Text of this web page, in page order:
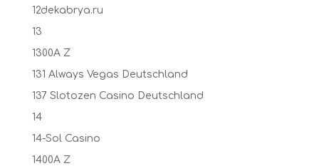
12dekabrya.ru
13
1300A Z
131 Always Vegas Deutschland
137 Slotozen Casino Deutschland
14
14-Sol Casino
1400A Z